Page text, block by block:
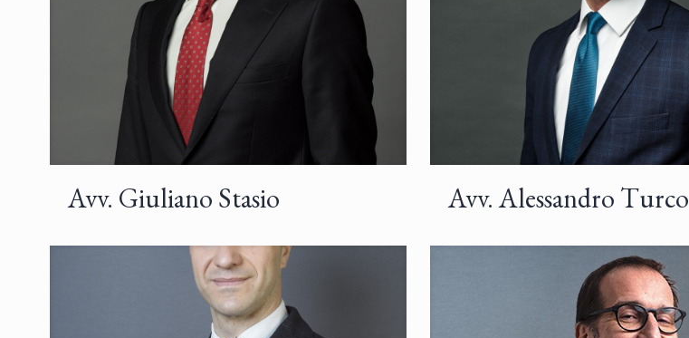
Avv. Giuliano Stasio Avv. Alessandro Turco